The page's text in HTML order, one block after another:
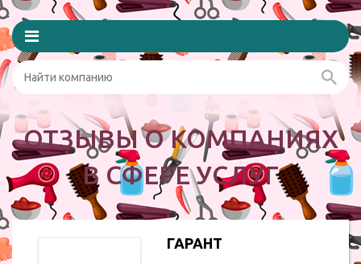
ОТЗЫВЫ О КОМПАНИЯХ
В СФЕРЕ УСЛУГ
ГАРАНТ